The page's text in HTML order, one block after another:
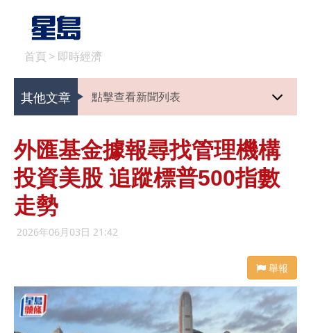
首頁 > 即時經濟
其他文章 點擊查看新聞列表
外匯基金據報尋找管理機構
投資美股 追蹤標普500指數
走勢
2026年06月03日 21:42
舉報